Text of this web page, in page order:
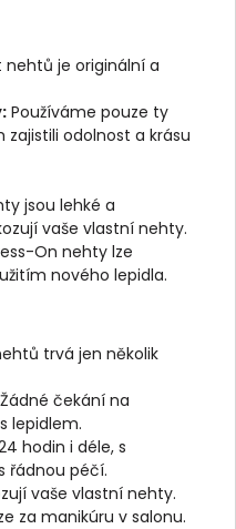
nehtů je originální a
Používáme pouze ty
odolnost a krásu
jsou lehké a
vaše vlastní nehty.
On nehty lze
nového lepidla.
trvá jen několik
čekání na
lepidlem.
hodin i déle, s
řádnou péčí.
vaše vlastní nehty.
za manikúru v salonu.